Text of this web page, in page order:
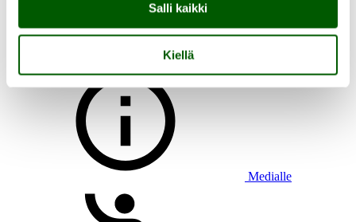
Salli kaikki
Kiellä
Lasten kanssa Heikkilään
Ryhmän kanssa Heikkilään
Heikkilän pakopeli Aikamatkaajan arvoitus
Medialle